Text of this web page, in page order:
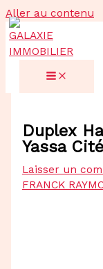
Aller au contenu
Duplex
Yassa
Laisser un
FRANCK